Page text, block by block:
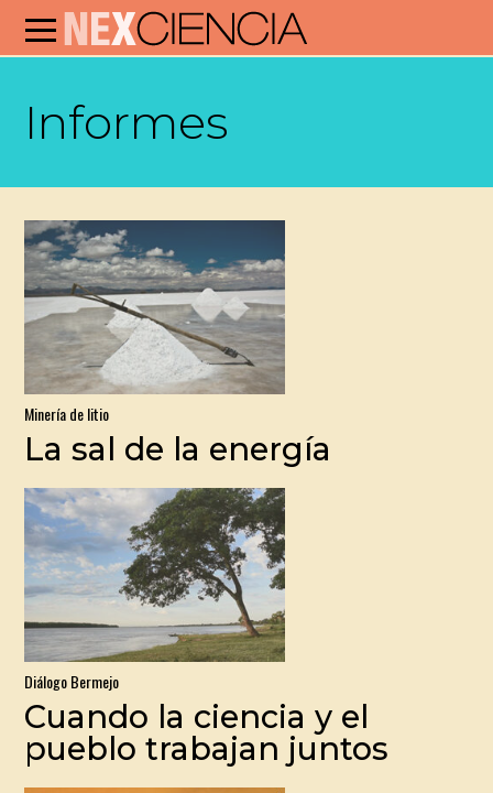
Informes
Minería de litio
La sal de la energía
Diálogo Bermejo
Cuando la ciencia y el
pueblo trabajan juntos